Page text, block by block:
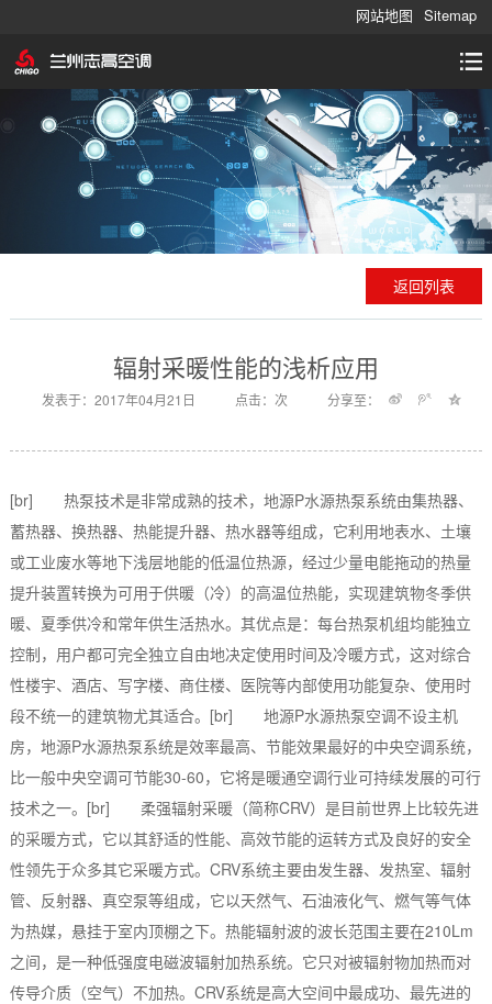
网站地图 Sitemap
返回列表
辐射采暖性能的浅析应用
发表于：2017年04月21日 点击：次 分享至：
[br] 热泵技术是非常成熟的技术，地源P水源热泵系统由集热器、
蓄热器、换热器、热能提升器、热水器等组成，它利用地表水、土壤
或工业废水等地下浅层地能的低温位热源，经过少量电能拖动的热量
提升装置转换为可用于供暖（冷）的高温位热能，实现建筑物冬季供
暖、夏季供冷和常年供生活热水。其优点是：每台热泵机组均能独立
控制，用户都可完全独立自由地决定使用时间及冷暖方式，这对综合
性楼宇、酒店、写字楼、商住楼、医院等内部使用功能复杂、使用时
段不统一的建筑物尤其适合。[br] 地源P水源热泵空调不设主机
房，地源P水源热泵系统是效率最高、节能效果最好的中央空调系统，
比一般中央空调可节能30-60，它将是暖通空调行业可持续发展的可行
技术之一。[br] 柔强辐射采暖（简称CRV）是目前世界上比较先进
的采暖方式，它以其舒适的性能、高效节能的运转方式及良好的安全
性领先于众多其它采暖方式。CRV系统主要由发生器、发热室、辐射
管、反射器、真空泵等组成，它以天然气、石油液化气、燃气等气体
为热媒，悬挂于室内顶棚之下。热能辐射波的波长范围主要在210Lm
之间，是一种低强度电磁波辐射加热系统。它只对被辐射物加热而对
传导介质（空气）不加热。CRV系统是高大空间中最成功、最先进的